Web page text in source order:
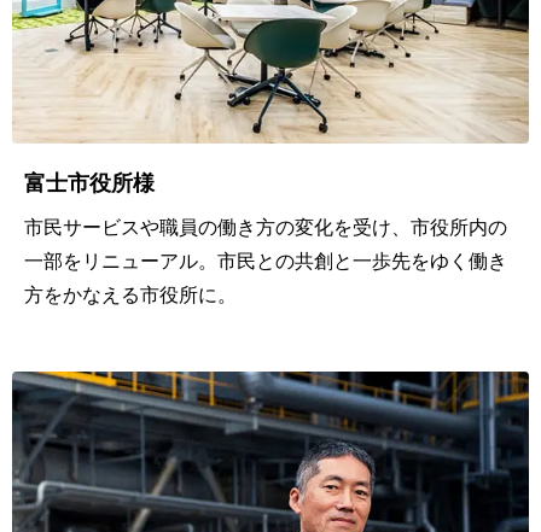
イ
ン
画
像
IoT/
エ
ッ
AI
で
見
え
富士市役所様
市民サービスや職員の働き方の変化を受け、市役所内の
一部をリニューアル。市民との共創と一歩先をゆく働き
方をかなえる市役所に。